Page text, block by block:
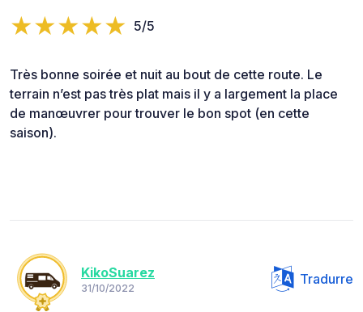
5/5
Très bonne soirée et nuit au bout de cette route. Le
terrain n’est pas très plat mais il y a largement la place
de manœuvrer pour trouver le bon spot (en cette
saison).
KikoSuarez
31/10/2022
Tradurre